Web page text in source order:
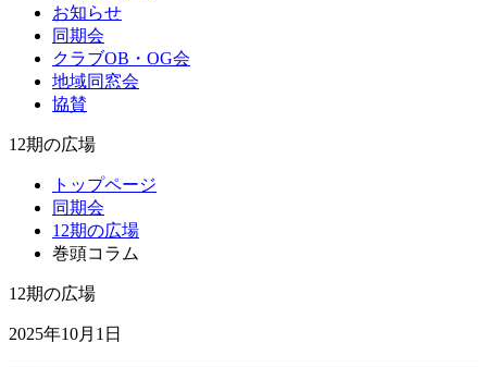
お知らせ
同期会
クラブOB・OG会
地域同窓会
協賛
12期の広場
トップページ
同期会
12期の広場
巻頭コラム
12期の広場
2025年10月1日